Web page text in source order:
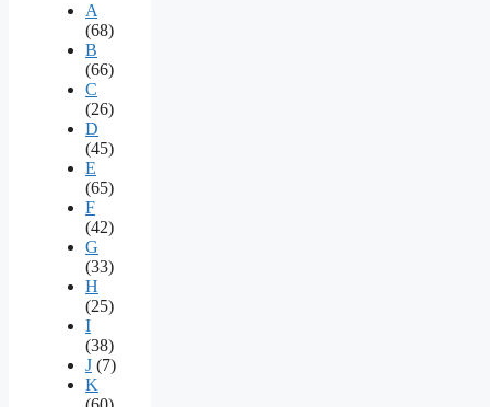
A
(68)
B
(66)
C
(26)
D
(45)
E
(65)
F
(42)
G
(33)
H
(25)
I
(38)
J (7)
K